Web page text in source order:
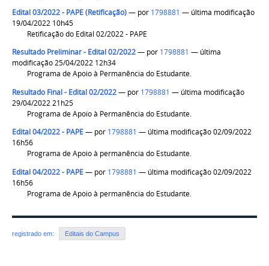
Edital 03/2022 - PAPE (Retificação)— por 1798881 — última modificação
19/04/2022 10h45
Retificação do Edital 02/2022 - PAPE
Resultado Preliminar - Edital 02/2022— por 1798881 — última
modificação 25/04/2022 12h34
Programa de Apoio à Permanência do Estudante.
Resultado Final - Edital 02/2022— por 1798881 — última modificação
29/04/2022 21h25
Programa de Apoio à Permanência do Estudante.
Edital 04/2022 - PAPE— por 1798881 — última modificação 02/09/2022
16h56
Programa de Apoio à permanência do Estudante.
Edital 04/2022 - PAPE— por 1798881 — última modificação 02/09/2022
16h56
Programa de Apoio à permanência do Estudante.
registrado em: Editais do Campus